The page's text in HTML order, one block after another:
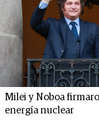
Milei y Noboa
energía nuclear